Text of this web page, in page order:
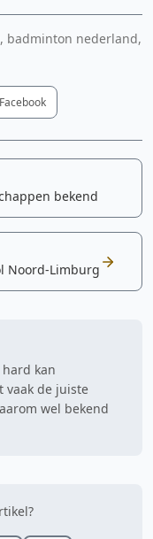
badminton nederland,
Facebook
bekend
Noord-Limburg
kan
vaak de juiste
wel bekend